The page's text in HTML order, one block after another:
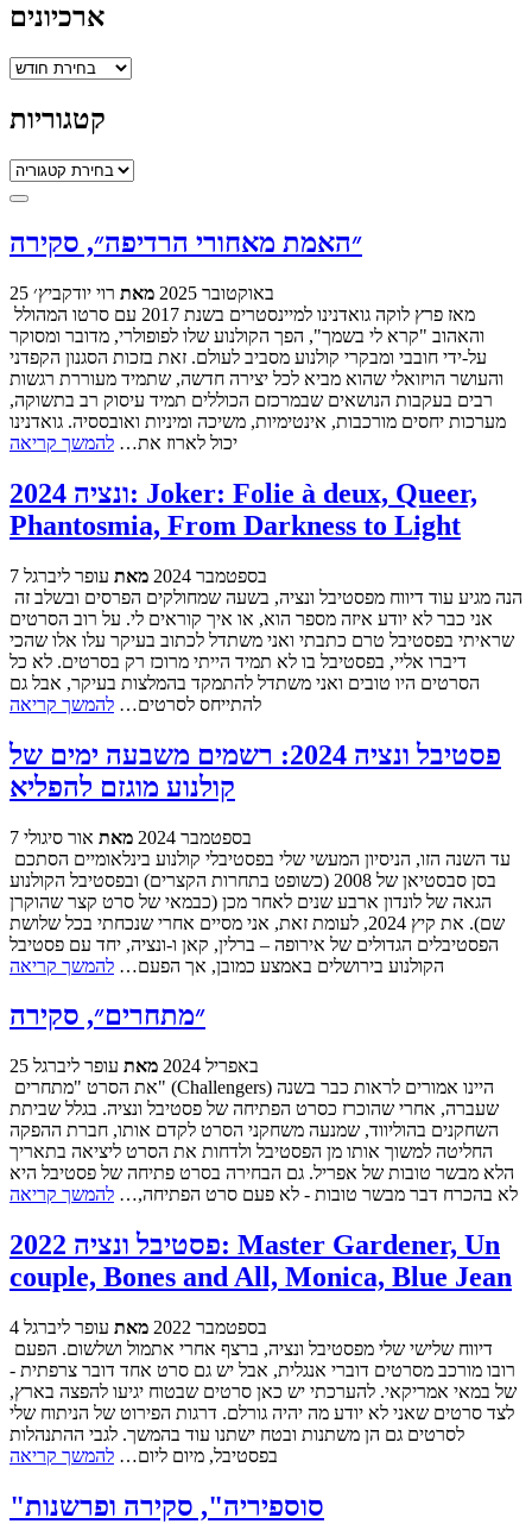
ארכיונים
ארכיונים
קטגוריות
קטגוריות
״האמת מאחורי הרדיפה״, סקירה
25 באוקטובר 2025 מאת רוי יודקביץ׳
והאהוב "קרא לי בשמך", הפך הקולנוע שלו לפופולרי, מדובר ומסוקר
על-ידי חובבי ומבקרי קולנוע מסביב לעולם. זאת בזכות הסגנון הקפדני
והעושר הויזואלי שהוא מביא לכל יצירה חדשה, שתמיד מעוררת רגשות
רבים בעקבות הנושאים שבמרכזם הכוללים תמיד עיסוק רב בתשוקה,
מערכות יחסים מורכבות, אינטימיות, משיכה ומיניות ואובססיה. גואדנינו
יכול לארוז את… להמשך קריאה
ונציה 2024: Joker: Folie à deux, Queer,
Phantosmia, From Darkness to Light
7 בספטמבר 2024 מאת עופר ליברגל
אני כבר לא יודע איזה מספר הוא, או איך קוראים לי. על רוב הסרטים
שראיתי בפסטיבל טרם כתבתי ואני משתדל לכתוב בעיקר עלו אלו שהכי
דיברו אליי, בפסטיבל בו לא תמיד הייתי מרוכז רק בסרטים. לא כל
הסרטים היו טובים ואני משתדל להתמקד בהמלצות בעיקר, אבל גם
להתייחס לסרטים… להמשך קריאה
פסטיבל ונציה 2024: רשמים משבעה ימים של
קולנוע מוגזם להפליא
7 בספטמבר 2024 מאת אור סיגולי
בסן סבסטיאן של 2008 (כשופט בתחרות הקצרים) ובפסטיבל הקולנוע
הגאה של לונדון ארבע שנים לאחר מכן (כבמאי של סרט קצר שהוקרן
שם). את קיץ 2024, לעומת זאת, אני מסיים אחרי שנכחתי בכל שלושת
הפסטיבלים הגדולים של אירופה – ברלין, קאן ו-ונציה, יחד עם פסטיבל
הקולנוע בירושלים באמצע כמובן, אך הפעם… להמשך קריאה
״מתחרים״, סקירה
25 באפריל 2024 מאת עופר ליברגל
שעברה, אחרי שהוכרז כסרט הפתיחה של פסטיבל ונציה. בגלל שביתת
השחקנים בהוליווד, שמנעה משחקני הסרט לקדם אותו, חברת ההפקה
החליטה למשוך אותו מן הפסטיבל ולדחות את הסרט ליציאה בתאריך
הלא מבשר טובות של אפריל. גם הבחירה בסרט פתיחה של פסטיבל היא
לא בהכרח דבר מבשר טובות - לא פעם סרט הפתיחה,… להמשך קריאה
פסטיבל ונציה 2022: Master Gardener, Un
couple, Bones and All, Monica, Blue Jean
4 בספטמבר 2022 מאת עופר ליברגל
רובו מורכב מסרטים דוברי אנגלית, אבל יש גם סרט אחד דובר צרפתית -
של במאי אמריקאי. להערכתי יש כאן סרטים שבטוח יגיעו להפצה בארץ,
לצד סרטים שאני לא יודע מה יהיה גורלם. דרגות הפירוט של הניתוח שלי
לסרטים גם הן משתנות ובטח ישתנו עוד בהמשך. לגבי ההתנהלות
בפסטיבל, מיום ליום… להמשך קריאה
"סוספיריה", סקירה ופרשנות